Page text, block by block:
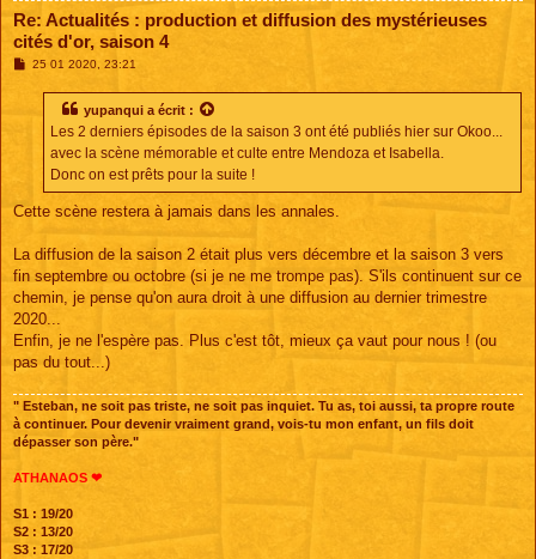
Re: Actualités : production et diffusion des mystérieuses
cités d'or, saison 4
M25 01 2020, 23:21
yupanqui a écrit :
Les 2 derniers épisodes de la saison 3 ont été publiés hier sur Okoo...
avec la scène mémorable et culte entre Mendoza et Isabella.
Donc on est prêts pour la suite !
Cette scène restera à jamais dans les annales.
La diffusion de la saison 2 était plus vers décembre et la saison 3 vers
fin septembre ou octobre (si je ne me trompe pas). S'ils continuent sur ce
chemin, je pense qu'on aura droit à une diffusion au dernier trimestre
2020...
Enfin, je ne l'espère pas. Plus c'est tôt, mieux ça vaut pour nous ! (ou
pas du tout...)
" Esteban, ne soit pas triste, ne soit pas inquiet. Tu as, toi aussi, ta propre route
à continuer. Pour devenir vraiment grand, vois-tu mon enfant, un fils doit
dépasser son père."
ATHANAOS ❤
S1 : 19/20
S2 : 13/20
S3 : 17/20